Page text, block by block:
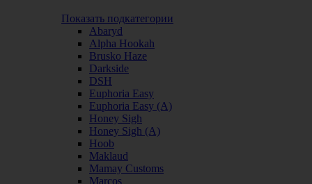
Показать подкатегории
Abaryd
Alpha Hookah
Brusko Haze
Darkside
DSH
Euphoria Easy
Euphoria Easy (А)
Honey Sigh
Honey Sigh (А)
Hoob
Maklaud
Mamay Customs
Marcos